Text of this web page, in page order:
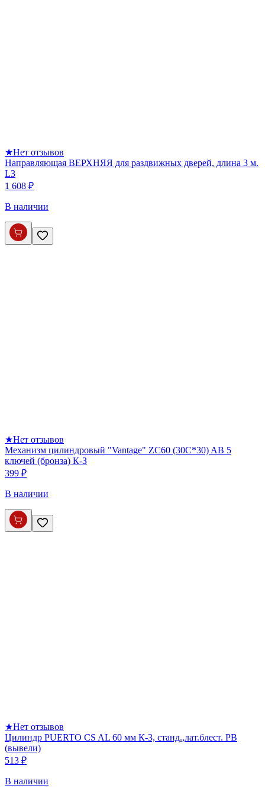
★Нет отзывов
Направляющая ВЕРХНЯЯ для раздвижных дверей, длина 3 м.
L3
1 608 ₽
В наличии
★Нет отзывов
Механизм цилиндровый "Vantage" ZC60 (30C*30) AB 5
ключей (бронза) К-З
399 ₽
В наличии
★Нет отзывов
Цилиндр PUERTO CS AL 60 мм К-3, станд.,лат.блест. PB
(вывели)
513 ₽
В наличии